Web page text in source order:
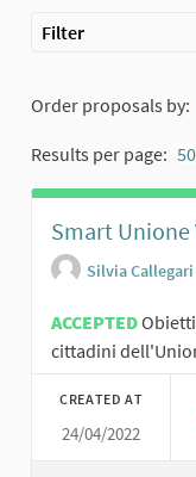
Filter
Order proposals by:
Results per page: 50
Smart Unione
Silvia Callegari
ACCEPTED
cittadini
CREATED AT
24/04/2022